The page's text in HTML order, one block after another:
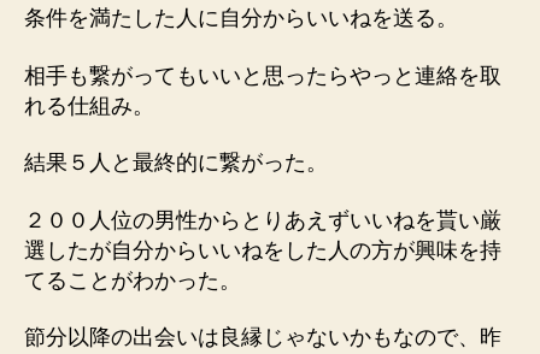
条件を満たした人に自分からいいねを送る。
相手も繋がってもいいと思ったらやっと連絡を取
れる仕組み。
結果５人と最終的に繋がった。
２００人位の男性からとりあえずいいねを貰い厳
選したが自分からいいねをした人の方が興味を持
てることがわかった。
節分以降の出会いは良縁じゃないかもなので、昨